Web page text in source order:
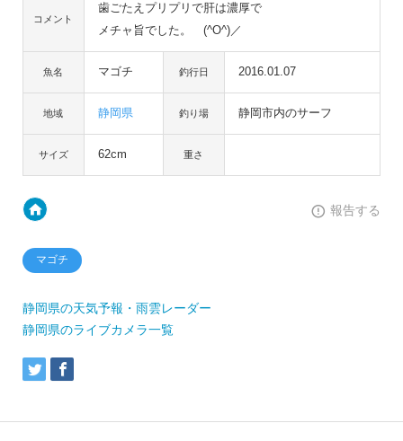
コメント
歯ごたえプリプリで肝は濃厚で
メチャ旨でした。 (^O^)／
魚名 マゴチ 釣行日 2016.01.07
地域 静岡県 釣り場 静岡市内のサーフ
サイズ 62cm 重さ
報告する
マゴチ
静岡県の天気予報・雨雲レーダー
静岡県のライブカメラ一覧